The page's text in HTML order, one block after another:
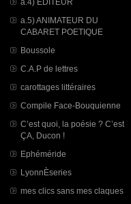
a.5) ANIMATEUR DU
CABARET POETIQUE
Boussole
C.A.P de lettres
carottages littéraires
Compile Face-Bouquienne
C’est quoi, la poésie ? C’est
ÇA, Ducon !
Ephéméride
LyonnÈseries
mes clics sans mes claques